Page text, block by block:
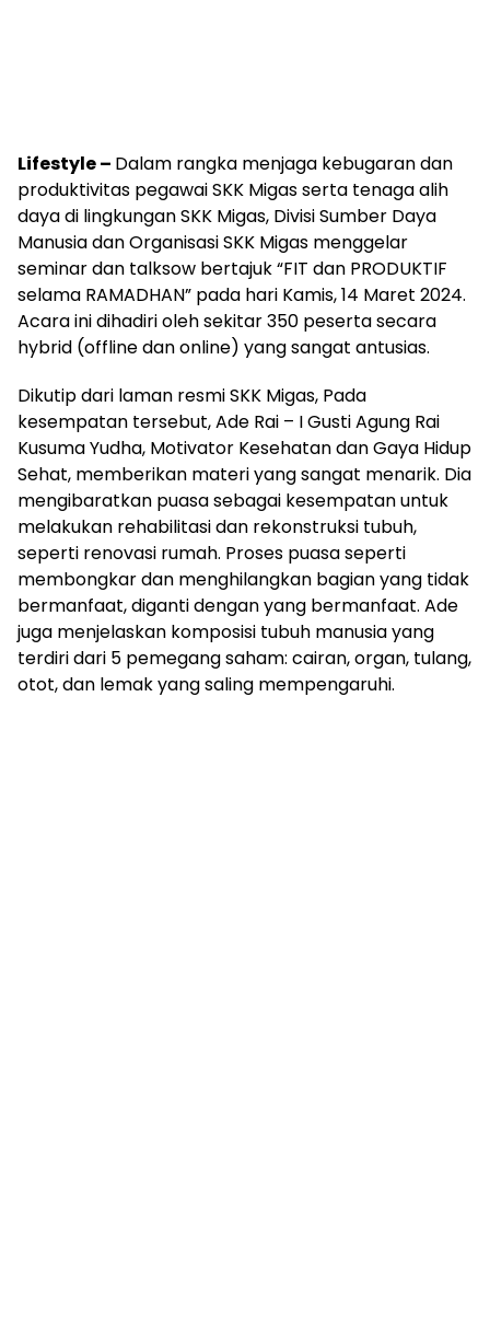
Lifestyle – Dalam rangka menjaga kebugaran dan
produktivitas pegawai SKK Migas serta tenaga alih
daya di lingkungan SKK Migas, Divisi Sumber Daya
Manusia dan Organisasi SKK Migas menggelar
seminar dan talksow bertajuk “FIT dan PRODUKTIF
selama RAMADHAN” pada hari Kamis, 14 Maret 2024.
Acara ini dihadiri oleh sekitar 350 peserta secara
hybrid (offline dan online) yang sangat antusias.
Dikutip dari laman resmi SKK Migas, Pada
kesempatan tersebut, Ade Rai – I Gusti Agung Rai
Kusuma Yudha, Motivator Kesehatan dan Gaya Hidup
Sehat, memberikan materi yang sangat menarik. Dia
mengibaratkan puasa sebagai kesempatan untuk
melakukan rehabilitasi dan rekonstruksi tubuh,
seperti renovasi rumah. Proses puasa seperti
membongkar dan menghilangkan bagian yang tidak
bermanfaat, diganti dengan yang bermanfaat. Ade
juga menjelaskan komposisi tubuh manusia yang
terdiri dari 5 pemegang saham: cairan, organ, tulang,
otot, dan lemak yang saling mempengaruhi.